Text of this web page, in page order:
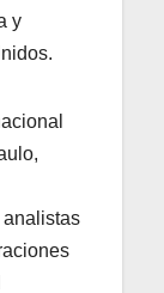
y
analistas